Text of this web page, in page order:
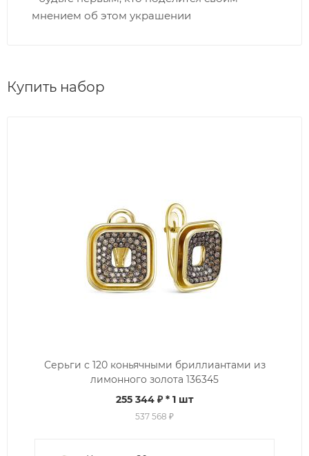
мнением об этом украшении
Купить набор
Серьги с 120 коньячными бриллиантами из
лимонного золота 136345
255 344 ₽ * 1 шт
537 568 ₽